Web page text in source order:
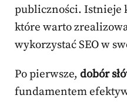
publiczności. Istnieje
które warto
wykorzystać SEO w
Po pierwsze, dobór
fundamentem